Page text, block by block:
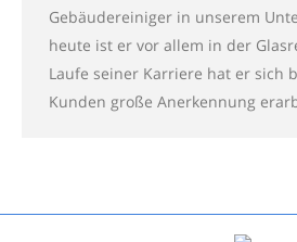
Gebäudereiniger in unserem
heute ist er vor allem in der
Laufe seiner Karriere hat er sich
Kunden große Anerkennung